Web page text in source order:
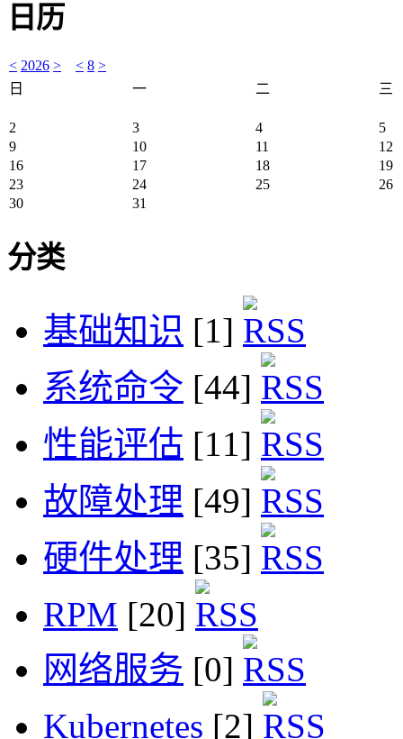
日历
< 2026 > < 8 >
日
一 二 三
2 3 4
5
9
10 11
12
16
17 18
19
23
24 25
26
30
31
分类
基础知识 [1]
系统命令 [44]
性能评估 [11]
故障处理 [49]
硬件处理 [35]
RPM [20]
网络服务 [0]
Kubernetes [2]